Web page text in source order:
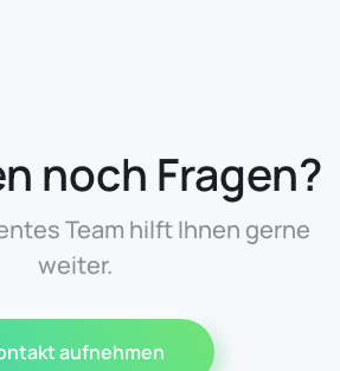
noch Fragen?
Team hilft Ihnen gerne
weiter.
aufnehmen